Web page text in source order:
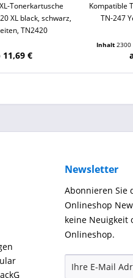
Tonerkartusche
XL black, schwarz,
TN2420
11,69 €
Kompatible
TN-247
Inhalt 2300
Newsletter
Abonnieren Sie
Onlineshop
keine Neuigkeit
Onlineshop.